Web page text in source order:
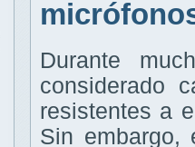
Durante
considerado
resistentes a
Sin embargo,